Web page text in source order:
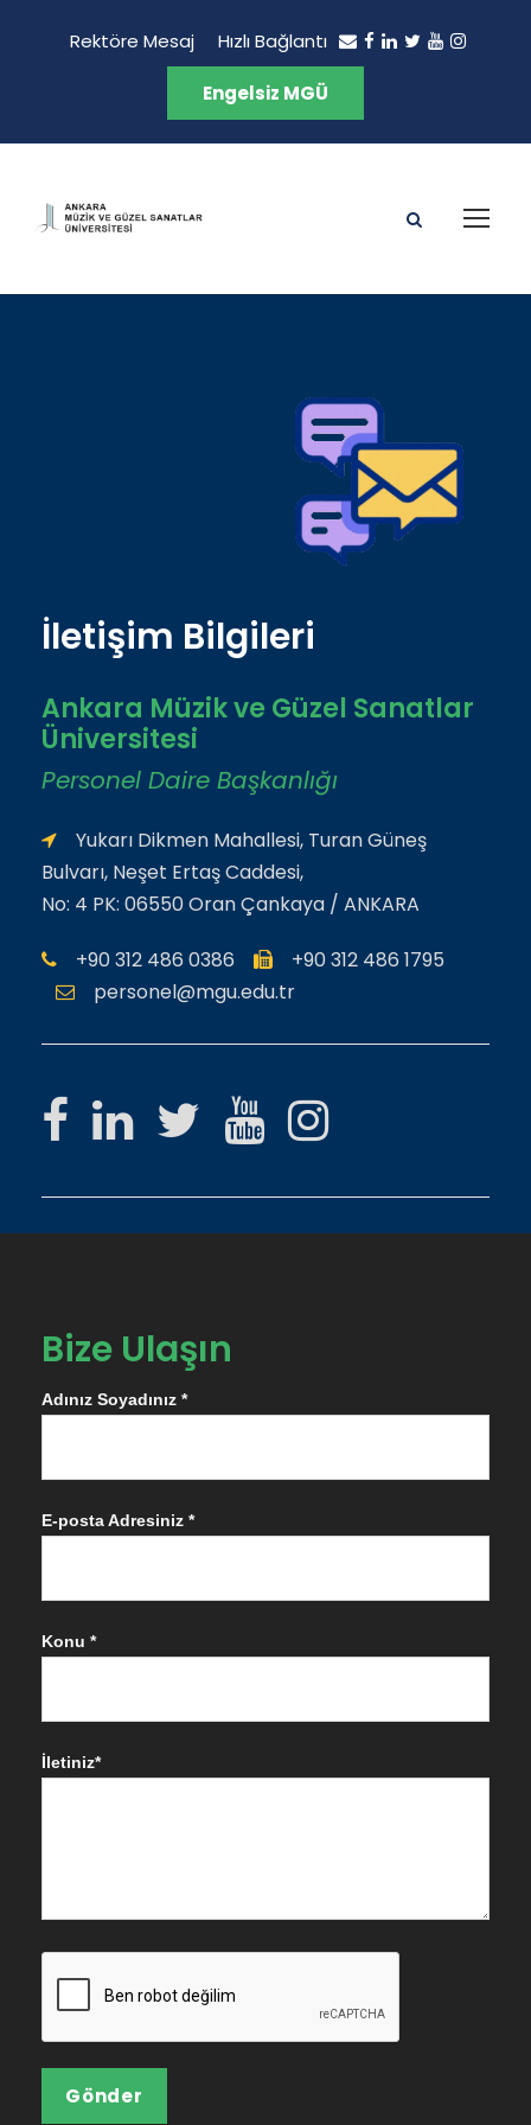
Rektöre Mesaj Hızlı Bağlantı
Engelsiz MGÜ
İletişim Bilgileri
Ankara Müzik ve Güzel Sanatlar
Üniversitesi
Personel Daire Başkanlığı
Yukarı Dikmen Mahallesi, Turan Güneş
Bulvarı, Neşet Ertaş Caddesi,
No: 4 PK: 06550 Oran Çankaya / ANKARA
+90 312 486 0386
+90 312 486 1795
personel@mgu.edu.tr
Bize Ulaşın
Adınız Soyadınız *
E-posta Adresiniz *
Konu *
İletiniz*